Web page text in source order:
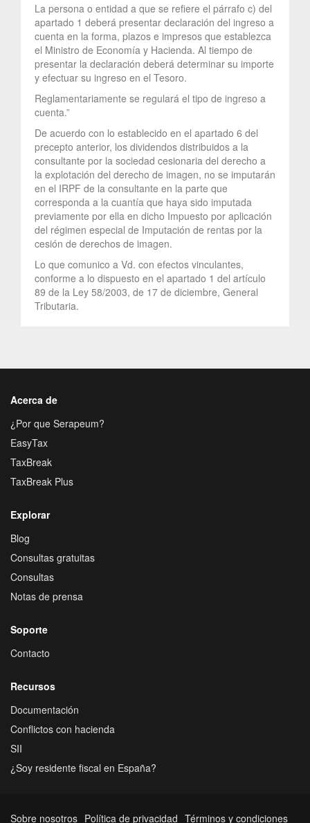
La persona o entidad a que se refiere el párrafo c) del
apartado 1 deberá presentar declaración del ingreso a
cuenta en la forma, plazos e impresos que establezca
el Ministro de Economía y Hacienda. Al tiempo de
presentar la declaración deberá determinar su importe
y efectuar su ingreso en el Tesoro.
Reglamentariamente se regulará el tipo de ingreso a
cuenta.”
De acuerdo con lo establecido en el apartado 6 del
precepto anterior, los dividendos distribuidos a la
consultante por la sociedad cesionaria del derecho a
la explotación del derecho de imagen, no se imputarán
en el IRPF de la consultante en la parte que
corresponda a la cuantía que haya sido imputada
previamente por ella en dicho Impuesto por aplicación
del régimen especial de Imputación de rentas por la
cesión de derechos de imagen.
Lo que comunico a Vd. con efectos vinculantes,
conforme a lo dispuesto en el apartado 1 del artículo
89 de la Ley 58/2003, de 17 de diciembre, General
Tributaria.
Acerca de
¿Por que Serapeum?
EasyTax
TaxBreak
TaxBreak Plus
Explorar
Blog
Consultas gratuitas
Consultas
Notas de prensa
Soporte
Contacto
Recursos
Documentación
Conflictos con hacienda
SII
¿Soy residente fiscal en España?
Sobre nosotros Política de privacidad Términos y condiciones